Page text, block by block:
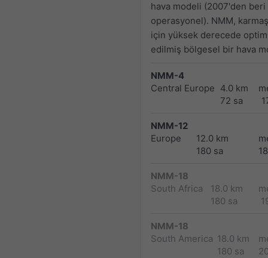
hava modeli (2007'den beri
operasyonel). NMM,
için yüksek derecede
edilmiş bölgesel bir hava
NMM-4
Central Europe 4.0 km
72 sa
NMM-12
Europe
12.0 km
180 sa
NMM-18
South Africa
18.0 km
180 sa
NMM-18
South America 18.0 km
180 sa